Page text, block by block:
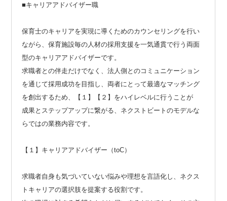
■キャリアアドバイザー職
保育士のキャリアを実現に導くためのカウンセリングを行い
ながら、保育施設毎の人材の採用支援を一気通貫で行う両面
型のキャリアアドバイザーです。
求職者との伴走だけでなく、法人側とのコミュニケーション
を通じて採用成功を目指し、両者にとって最適なマッチング
を創出するため、【１】【２】をハイレベルに行うことが
成果とステップアップに繋がる、ネクストビートのモデルな
らではの業務内容です。
【１】キャリアアドバイザー（toC）
求職者自身も気づいていない悩みや理想を言語化し、ネクス
トキャリアの選択肢を提案する役割です。